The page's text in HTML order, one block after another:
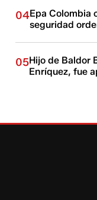
04Epa Colombia
seguridad
05Hijo de Baldor
Enríquez, fue